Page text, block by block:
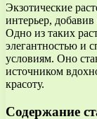
Экзотические
интерьер,
Одно из таких
элегантностью и
условиям. Оно
источником
красоту.
Содержание